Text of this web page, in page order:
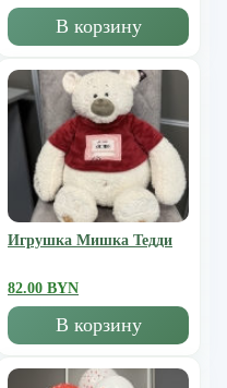
В корзину
Игрушка Мишка Тедди
82.00 BYN
В корзину